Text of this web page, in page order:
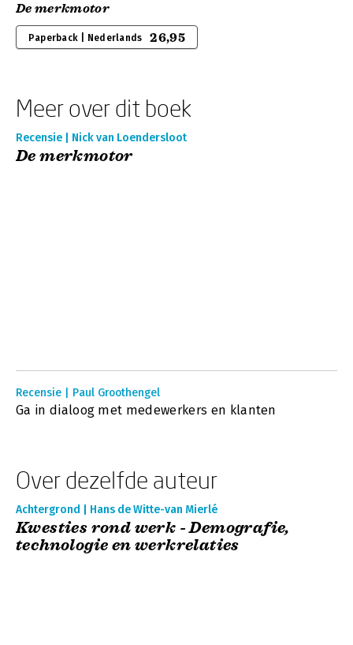
De merkmotor
Paperback | Nederlands 26,95
Meer over dit boek
Recensie | Nick van Loendersloot
De merkmotor
Recensie | Paul Groothengel
Ga in dialoog met medewerkers en klanten
Over dezelfde auteur
Achtergrond | Hans de Witte-van Mierlé
Kwesties rond werk - Demografie,
technologie en werkrelaties